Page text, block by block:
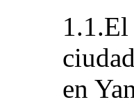
en